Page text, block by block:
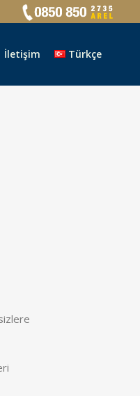
İletişim Türkçe